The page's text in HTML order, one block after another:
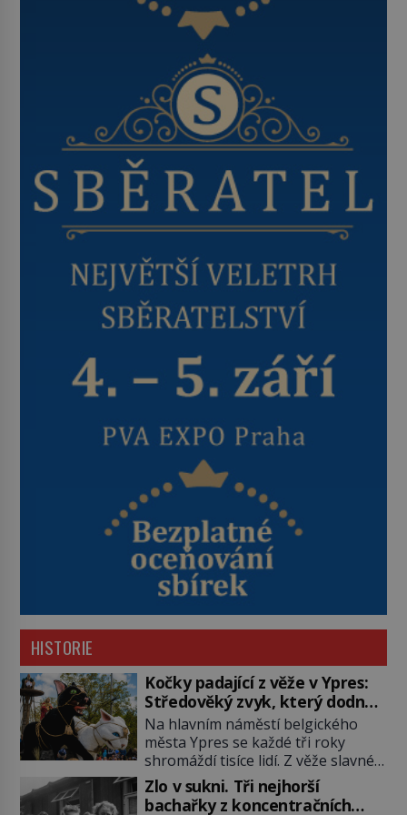
HISTORIE
Kočky padající z věže v Ypres:
Středověký zvyk, který dodnes
budí rozpaky
Na hlavním náměstí belgického
města Ypres se každé tři roky
shromáždí tisíce lidí. Z věže slavné
tržnice létají do davu kočky, diváci
jásají a snaží se je chytit. Naštěstí
Zlo v sukni. Tři nejhorší
bachařky z koncentračních